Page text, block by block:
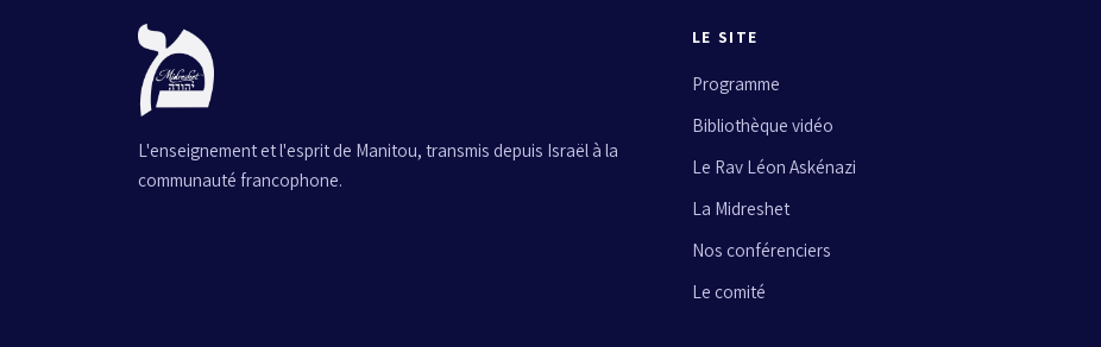
L'enseignement et l'esprit de Manitou, transmis depuis Israël à la
communauté francophone.
LE SITE
Programme
Bibliothèque vidéo
Le Rav Léon Askénazi
La Midreshet
Nos conférenciers
Le comité